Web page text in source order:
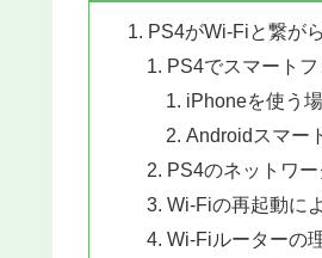
PS4がWi-Fiと繋が
PS4でスマート
iPhoneを使う
Androidスマー
PS4のネットワ
Wi-Fiの再起動に
Wi-Fiルーターの